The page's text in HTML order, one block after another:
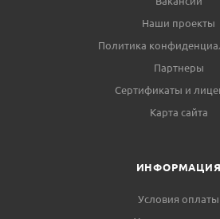
Наши проекты
Политика
Партнеры
Сертификаты и
Карта сайта
ИНФОРМАЦИЯ
Условия оплаты